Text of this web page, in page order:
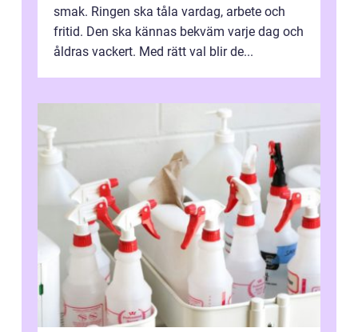
smak. Ringen ska tåla vardag, arbete och
fritid. Den ska kännas bekväm varje dag och
åldras vackert. Med rätt val blir de...